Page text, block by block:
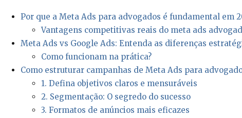
Por que a Meta Ads para advogados é fundamental em
Vantagens competitivas reais do meta ads
Meta Ads vs Google Ads: Entenda as diferenças
Como funcionam na prática?
Como estruturar campanhas de Meta Ads para
1. Defina objetivos claros e mensuráveis
2. Segmentação: O segredo do sucesso
3. Formatos de anúncios mais eficazes